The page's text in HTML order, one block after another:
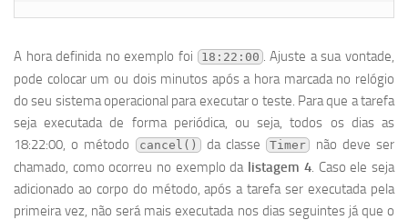
A hora definida no exemplo foi 18:22:00 . Ajuste a sua vontade,
pode colocar um ou dois minutos após a hora marcada no relógio
do seu sistema operacional para executar o teste. Para que a tarefa
seja executada de forma periódica, ou seja, todos os dias as
18:22:00, o método
cancel() da classe Timer
não deve ser
chamado, como ocorreu no exemplo da listagem 4. Caso ele seja
adicionado ao corpo do método, após a tarefa ser executada pela
primeira vez, não será mais executada nos dias seguintes já que o